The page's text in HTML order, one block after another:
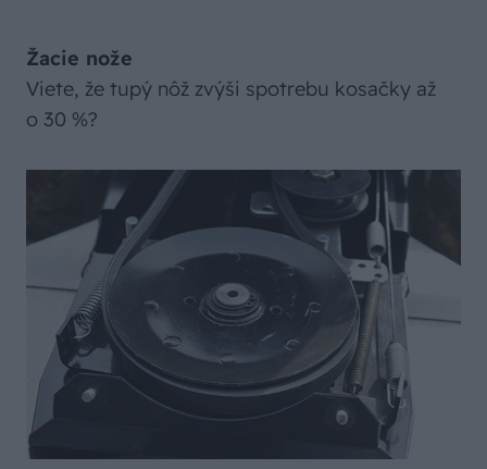
Žacie nože
Viete, že tupý nôž zvýši spotrebu kosačky až
o 30 %?